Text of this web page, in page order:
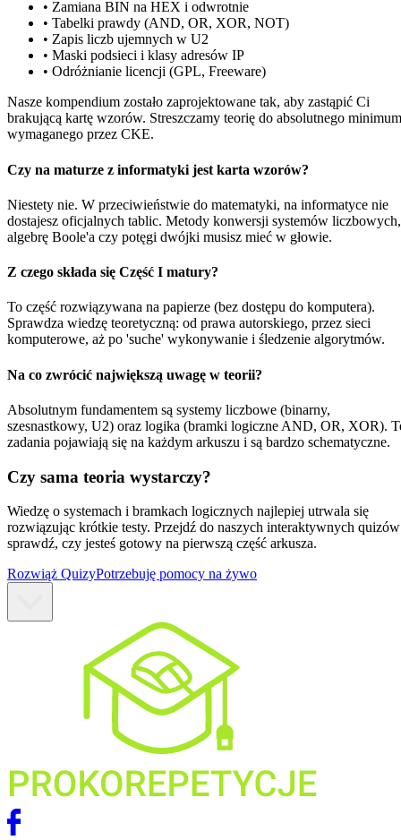
• Zamiana BIN na HEX i odwrotnie
• Tabelki prawdy (AND, OR, XOR, NOT)
• Zapis liczb ujemnych w U2
• Maski podsieci i klasy adresów IP
• Odróżnianie licencji (GPL, Freeware)
Nasze kompendium zostało zaprojektowane tak, aby zastąpić Ci
brakującą kartę wzorów. Streszczamy teorię do absolutnego minimum
wymaganego przez CKE.
Czy na maturze z informatyki jest karta wzorów?
Niestety nie. W przeciwieństwie do matematyki, na informatyce nie
dostajesz oficjalnych tablic. Metody konwersji systemów liczbowych,
algebrę Boole'a czy potęgi dwójki musisz mieć w głowie.
Z czego składa się Część I matury?
To część rozwiązywana na papierze (bez dostępu do komputera).
Sprawdza wiedzę teoretyczną: od prawa autorskiego, przez sieci
komputerowe, aż po 'suche' wykonywanie i śledzenie algorytmów.
Na co zwrócić największą uwagę w teorii?
Absolutnym fundamentem są systemy liczbowe (binarny,
szesnastkowy, U2) oraz logika (bramki logiczne AND, OR, XOR).
zadania pojawiają się na każdym arkuszu i są bardzo schematyczne.
Czy sama teoria wystarczy?
Wiedzę o systemach i bramkach logicznych najlepiej utrwala się
rozwiązując krótkie testy. Przejdź do naszych interaktywnych
sprawdź, czy jesteś gotowy na pierwszą część arkusza.
Rozwiąż QuizyPotrzebuję pomocy na żywo